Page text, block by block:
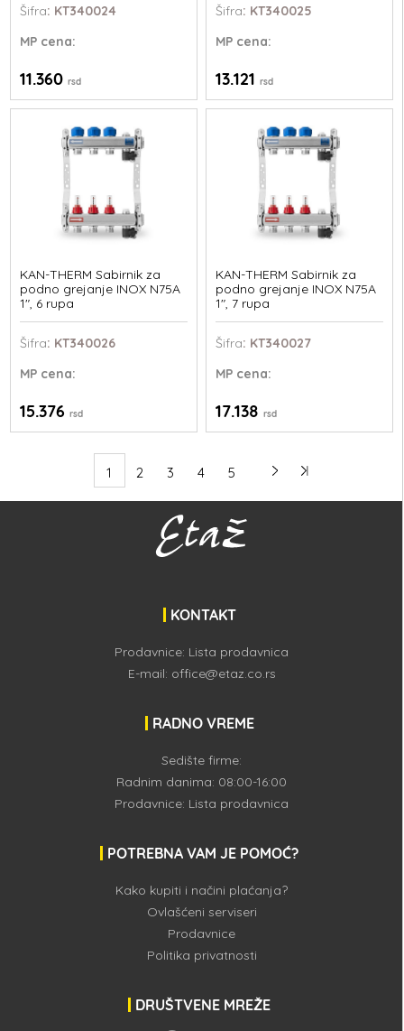
Šifra: KT340024
MP cena:
11.360rsd
Šifra: KT340025
MPcena:
13.121 rsd
KAN-THERM Sabirnik za
podno grejanje INOX N75A
1", 6 rupa
Šifra: KT340026
MP cena:
15.376rsd
KAN-THERM Sabirnik za
podno grejanje INOX N75A
1", 7 rupa
Šifra: KT340027
MPcena:
17.138 rsd
1 2 3 4 5
KONTAKT
Prodavnice: Lista prodavnica
E-mail: office@etaz.co.rs
RADNO VREME
Sedište firme:
Radnim danima: 08:00-16:00
Prodavnice: Lista prodavnica
POTREBNA VAM JE POMOĆ?
Kako kupiti i načini plaćanja?
Ovlašćeni serviseri
Prodavnice
Politika privatnosti
DRUŠTVENE MREŽE